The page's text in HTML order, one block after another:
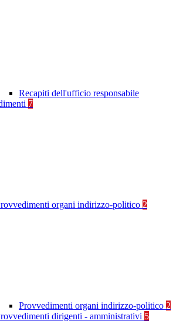
Recapiti dell'ufficio responsabile
7
organi indirizzo-politico 2
Provvedimenti organi indirizzo-politico 2
dirigenti - amministrativi 5